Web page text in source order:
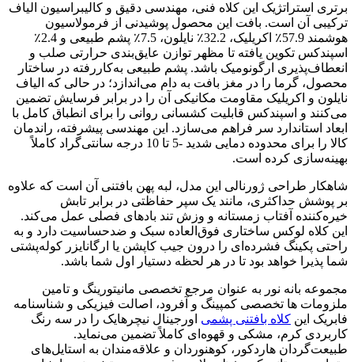
برتری استراتژیک این کلاه فنی، مهندسی دقیق و کالیبراسیون الیاف
ترکیبی آن است. بافت این محصول پوشیدنی از فرمولاسیون
هوشمند 57.9٪ اکریلیک، 32.2٪ نایلون، 7.5٪ پشم طبیعی و 2.4٪
اسپندکس تکوین یافته تا مظهر توازن عایق‌بندی حرارتی صلب و
انعطاف‌پذیری ارگونومیک باشد. پشم طبیعی به‌کاررفته در ساختار
محصول، گرما را در مغز بافت به دام می‌اندازد؛ در حالی که الیاف
نایلون و اکریلیک مقاومت مکانیکی آن را در برابر فرسایش تضمین
می‌کنند و اسپندکس قابلیت کشسانی روانی را برای انطباق کامل با
ابعاد استاندارد سر فراهم می‌سازد. این مهندسی پیشرفته، راندمان
کالا را برای محدوده دمایی شدید -5 تا 10 درجه سانتی‌گراد کاملاً
بهینه‌سازی کرده است.
شاهکار طراحی ژورنالی این مدل، لبه پهن بافتنی آن است که علاوه
بر پوشش حداکثری، مانند یک سپر حفاظتی در برابر تابش
خیره‌کننده آفتاب زمستانه و وزش تند بادهای فصلی عمل می‌کند.
این کلاه لوکس ساختاری فوق‌العاده سبک و ضدحساسیت دارد و به
راحتی پکینگ فشرده‌ای را درون جیب کاپشن یا ارگانایزر کوله‌پشتی
شما پذیرا خواهد بود تا در هر لحظه دستیار اول شما باشد.
مجموعه بانه نور به عنوان مرجع تخصصی مانیتورینگ و تامین
ملزومات ها تخصصی کمپینگ و آفرود، اصالت فیزیکی و شناسنامه
فابریک این کلاه بافتنی پشمی اورجینال نیچرهایک را در سه رنگ
کاربردی کرم، مشکی و قهوه‌ای کاملاً تضمین می‌نماید.
طبیعت‌گردان هاردکور، کوهنوردان و علاقه‌مندان به استایل‌های